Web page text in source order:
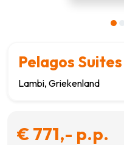
Pelagos
Lambi, Griekenland
€ 771,- p.p.